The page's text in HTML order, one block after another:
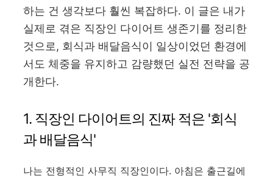
하는 건 생각보다 훨씬 복잡하다. 이 글은 내가
실제로 겪은 직장인 다이어트 생존기를 정리한
것으로, 회식과 배달음식이 일상이었던 환경에
서도 체중을 유지하고 감량했던 실전 전략을 공
개한다.
1. 직장인 다이어트의 진짜 적은 '회식
과 배달음식'
나는 전형적인 사무직 직장인이다. 아침은 출근길에